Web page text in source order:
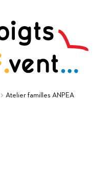
Atelier familles ANPEA